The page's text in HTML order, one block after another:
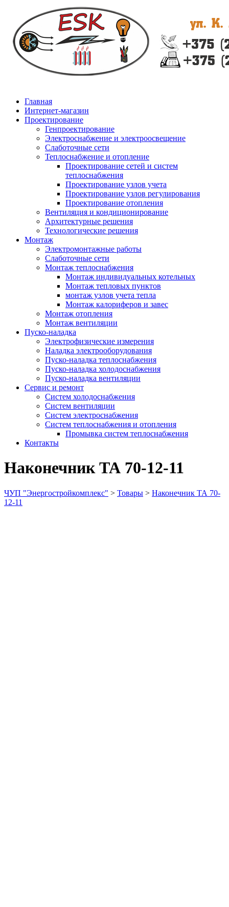
Главная
Интернет-магазин
Проектирование
Генпроектирование
Электроснабжение и электроосвещение
Слаботочные сети
Теплоснабжение и отопление
Проектирование сетей и систем
теплоснабжения
Проектирование узлов учета
Проектирование узлов регулирования
Проектирование отопления
Вентиляция и кондиционирование
Архитектурные решения
Технологические решения
Монтаж
Электромонтажные работы
Слаботочные сети
Монтаж теплоснабжения
Монтаж индивидуальных котельных
Монтаж тепловых пунктов
монтаж узлов учета тепла
Монтаж калориферов и завес
Монтаж отопления
Монтаж вентиляции
Пуско-наладка
Электрофизические измерения
Наладка электрооборудования
Пуско-наладка теплоснабжения
Пуско-наладка холодоснабжения
Пуско-наладка вентиляции
Сервис и ремонт
Систем холодоснабжения
Систем вентиляции
Систем электроснабжения
Систем теплоснабжения и отопления
Промывка систем теплоснабжения
Контакты
Наконечник ТА 70-12-11
ЧУП "Энергостройкомплекс" > Товары > Наконечник ТА 70-
12-11